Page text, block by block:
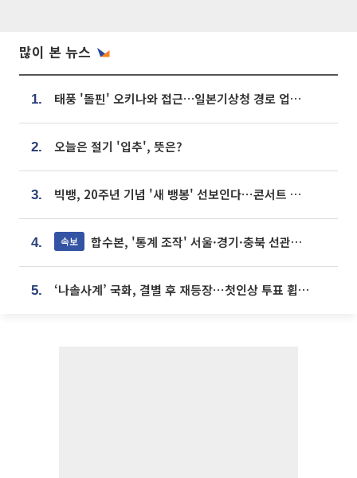
많이 본 뉴스
1. 태풍 '돌핀' 오키나와 접근…일본기상청 경로 업데이트
2. 오늘은 절기 '입추', 뜻은?
3. 빅뱅, 20주년 기념 '새 뱅봉' 선보인다⋯콘서트 앞두고 팝업 개최
4. 속보 합수본, '통계 조작' 서울·경기·충북 선관위 등 추가 압수수색
5. ‘나솔사계’ 국화, 결별 후 재등장⋯첫인상 투표 휩쓸고 ‘인기녀’ 등극